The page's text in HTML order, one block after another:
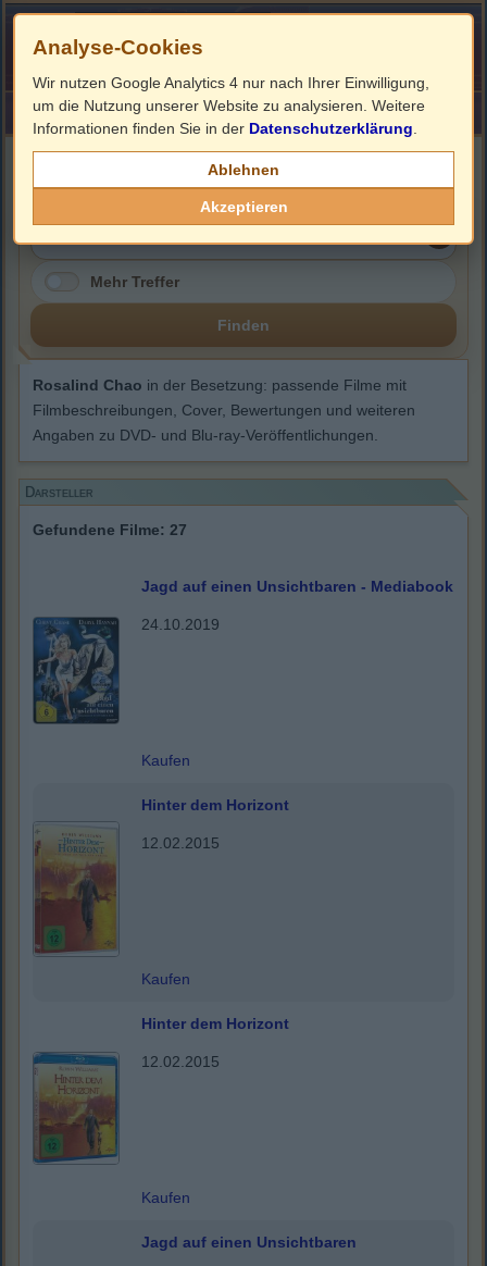
HOME ImpressumLinks
Rosalind Chao
Mehr Treffer
Finden
Rosalind Chao in der Besetzung: passende Filme mit
Filmbeschreibungen, Cover, Bewertungen und weiteren
Angaben zu DVD- und Blu-ray-Veröffentlichungen.
Darsteller
Gefundene Filme: 27
Jagd auf einen Unsichtbaren - Mediabook
24.10.2019
Kaufen
Hinter dem Horizont
12.02.2015
Kaufen
Hinter dem Horizont
12.02.2015
Kaufen
Jagd auf einen Unsichtbaren
Analyse-Cookies
Wir nutzen Google Analytics 4 nur nach Ihrer Einwilligung,
um die Nutzung unserer Website zu analysieren. Weitere
Informationen finden Sie in der Datenschutzerklärung
Ablehnen
Akzeptieren